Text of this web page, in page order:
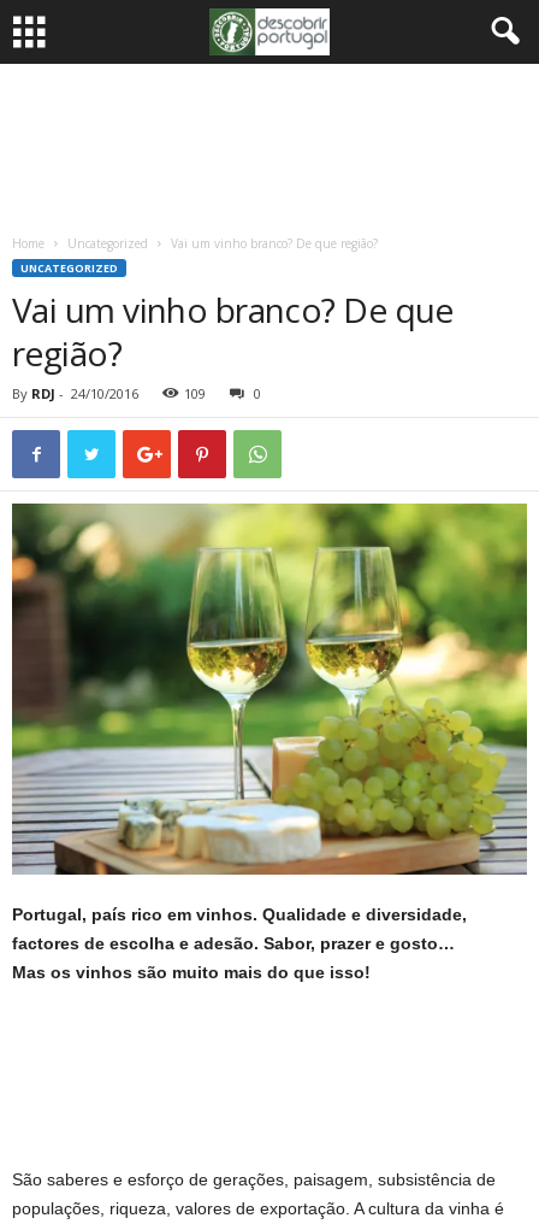
Home Uncategorized Vai um vinho branco? De que região?
UNCATEGORIZED
Vai um vinho branco? De que
região?
By RDJ - 24/10/2016 109 0
Portugal, país rico em vinhos. Qualidade e diversidade,
factores de escolha e adesão. Sabor, prazer e gosto…
Mas os vinhos são muito mais do que isso!
São saberes e esforço de gerações, paisagem, subsistência de
populações, riqueza, valores de exportação. A cultura da vinha é